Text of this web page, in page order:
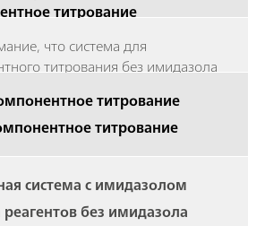
титрование
что система для
титрования без имидазола
систему, как
титрование
титрование
система с имидазолом
без имидазола